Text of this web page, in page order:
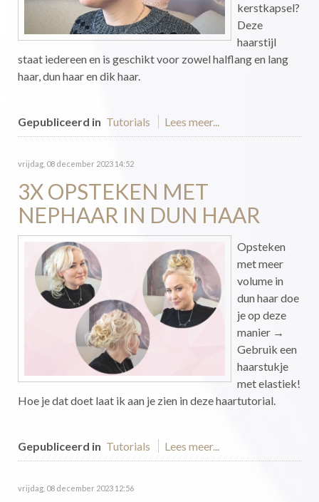
kerstkapsel?
Deze
haarstijl
staat iedereen en is geschikt voor zowel halflang en lang
haar, dun haar en dik haar.
Gepubliceerd in Tutorials Lees meer...
vrijdag, 08 december 2023 14:52
3X OPSTEKEN MET
NEPHAAR IN DUN HAAR
Opsteken
met meer
volume in
dun haar doe
je op deze
manier →
Gebruik een
haarstukje
met elastiek!
Hoe je dat doet laat ik aan je zien in deze haartutorial.
Gepubliceerd in Tutorials Lees meer...
vrijdag, 08 december 2023 12:56